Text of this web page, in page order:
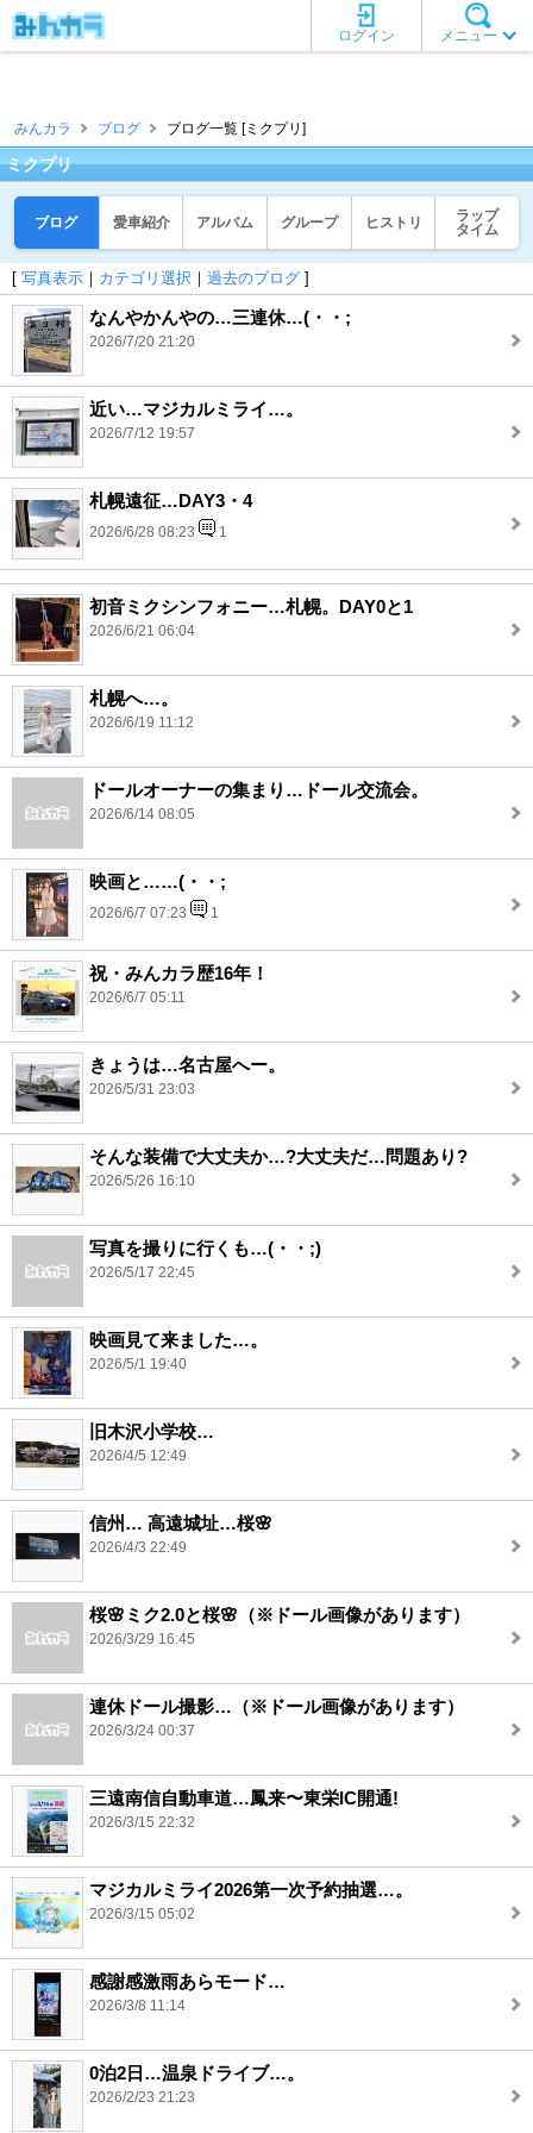
メニュー
ログイン
みんカラ ブログ ブログ一覧 [ミクプリ]
ミクプリ
ブログ 愛車紹介 アルバム グループ ヒストリ
ラップ
タイム
[ 写真表示 ｜ カテゴリ選択 ｜ 過去のブログ ]
なんやかんやの…三連休…(・・;
2026/7/20 21:20
近い…マジカルミライ…。
2026/7/12 19:57
札幌遠征…DAY3・4
2026/6/28 08:23 1
初音ミクシンフォニー…札幌。DAY0と1
2026/6/21 06:04
札幌へ…。
2026/6/19 11:12
ドールオーナーの集まり…ドール交流会。
2026/6/14 08:05
映画と……(・・;
2026/6/7 07:23 1
祝・みんカラ歴16年！
2026/6/7 05:11
きょうは…名古屋へー。
2026/5/31 23:03
そんな装備で大丈夫か…?大丈夫だ…問題あり?
2026/5/26 16:10
写真を撮りに行くも…(・・;)
2026/5/17 22:45
映画見て来ました…。
2026/5/1 19:40
旧木沢小学校…
2026/4/5 12:49
信州… 高遠城址…桜🌸
2026/4/3 22:49
桜🌸ミク2.0と桜🌸（※ドール画像があります）
2026/3/29 16:45
連休ドール撮影…（※ドール画像があります）
2026/3/24 00:37
三遠南信自動車道…鳳来〜東栄IC開通!
2026/3/15 22:32
マジカルミライ2026第一次予約抽選…。
2026/3/15 05:02
感謝感激雨あらモード…
2026/3/8 11:14
0泊2日…温泉ドライブ…。
2026/2/23 21:23